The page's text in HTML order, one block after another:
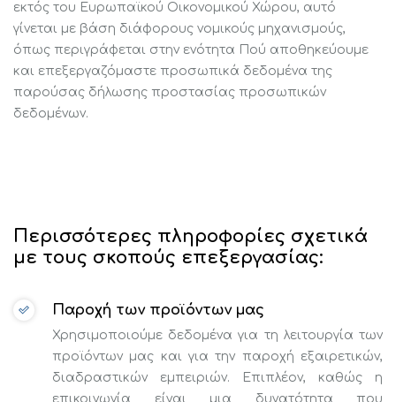
εκτός του Ευρωπαϊκού Οικονομικού Χώρου, αυτό
γίνεται με βάση διάφορους νομικούς μηχανισμούς,
όπως περιγράφεται στην ενότητα Πού αποθηκεύουμε
και επεξεργαζόμαστε προσωπικά δεδομένα της
παρούσας δήλωσης προστασίας προσωπικών
δεδομένων.
Περισσότερες πληροφορίες σχετικά
με τους σκοπούς επεξεργασίας:
Παροχή των προϊόντων μας
Χρησιμοποιούμε δεδομένα για τη λειτουργία των
προϊόντων μας και για την παροχή εξαιρετικών,
διαδραστικών εμπειριών. Επιπλέον, καθώς η
επικοινωνία είναι μια δυνατότητα που